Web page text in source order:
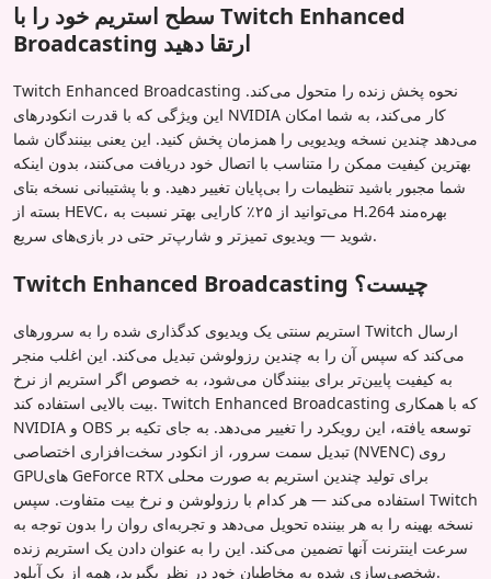
سطح استریم خود را با Twitch Enhanced
Broadcasting ارتقا دهید
Twitch Enhanced Broadcasting نحوه پخش زنده را متحول می‌کند.
این ویژگی که با قدرت انکودرهای NVIDIA کار می‌کند، به شما امکان
می‌دهد چندین نسخه ویدیویی را همزمان پخش کنید. این یعنی بینندگان شما
بهترین کیفیت ممکن را متناسب با اتصال خود دریافت می‌کنند، بدون اینکه
شما مجبور باشید تنظیمات را بی‌پایان تغییر دهید. و با پشتیبانی نسخه بتای
بسته از HEVC، می‌توانید از ۲۵٪ کارایی بهتر نسبت به H.264 بهره‌مند
شوید — ویدیوی تمیزتر و شارپ‌تر حتی در بازی‌های سریع.
Twitch Enhanced Broadcasting چیست؟
استریم سنتی یک ویدیوی کدگذاری شده را به سرورهای Twitch ارسال
می‌کند که سپس آن را به چندین رزولوشن تبدیل می‌کند. این اغلب منجر
به کیفیت پایین‌تر برای بینندگان می‌شود، به خصوص اگر استریم از نرخ
بیت بالایی استفاده کند. Twitch Enhanced Broadcasting که با همکاری
NVIDIA و OBS توسعه یافته، این رویکرد را تغییر می‌دهد. به جای تکیه بر
تبدیل سمت سرور، از انکودر سخت‌افزاری اختصاصی (NVENC) روی
GPUهای GeForce RTX برای تولید چندین استریم به صورت محلی
استفاده می‌کند — هر کدام با رزولوشن و نرخ بیت متفاوت. سپس Twitch
نسخه بهینه را به هر بیننده تحویل می‌دهد و تجربه‌ای روان را بدون توجه به
سرعت اینترنت آنها تضمین می‌کند. این را به عنوان دادن یک استریم زنده
شخصی‌سازی شده به مخاطبان خود در نظر بگیرید، همه از یک آپلود.